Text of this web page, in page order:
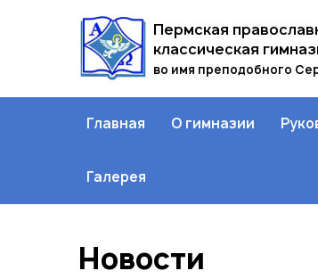
Пермская
классическая
во имя преподобного
Главная О гимназии
Галерея
Новости